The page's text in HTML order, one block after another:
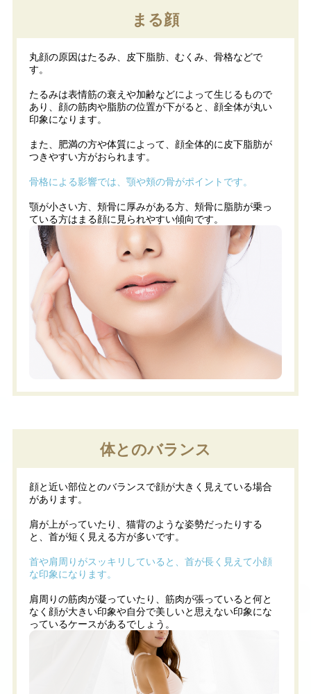
まる顔
丸顔の原因はたるみ、皮下脂肪、むくみ、骨格などで
す。
たるみは表情筋の衰えや加齢などによって生じるもので
あり、顔の筋肉や脂肪の位置が下がると、顔全体が丸い
印象になります。
また、肥満の方や体質によって、顔全体的に皮下脂肪が
つきやすい方がおられます。
骨格による影響では、顎や頬の骨がポイントです。
顎が小さい方、頬骨に厚みがある方、頬骨に脂肪が乗っ
ている方はまる顔に見られやすい傾向です。
体とのバランス
顔と近い部位とのバランスで顔が大きく見えている場合
があります。
肩が上がっていたり、猫背のような姿勢だったりする
と、首が短く見える方が多いです。
首や肩周りがスッキリしていると、首が長く見えて小顔
な印象になります。
肩周りの筋肉が凝っていたり、筋肉が張っていると何と
なく顔が大きい印象や自分で美しいと思えない印象にな
っているケースがあるでしょう。